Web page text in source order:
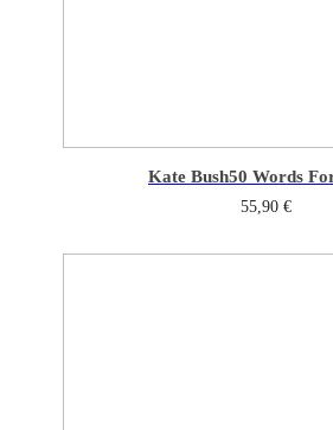
Kate Bush50 Words
55,90 €